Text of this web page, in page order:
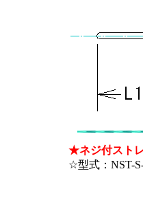
★ネジ付スト
☆型式：NST-